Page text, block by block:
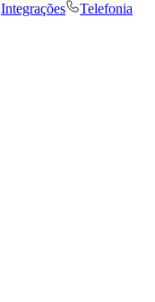
Integrações
Telefonia